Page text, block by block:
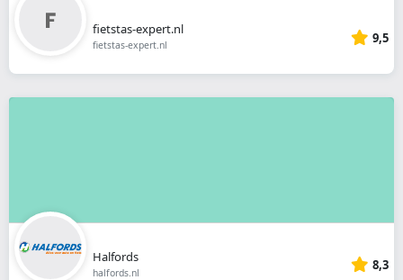
fietstas-expert.nl
fietstas-expert.nl 9,5
Halfords
halfords.nl 8,3